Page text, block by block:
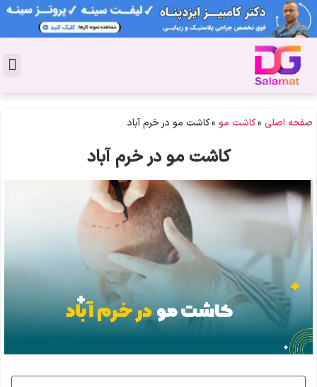
صفحه اصلی »کاشت مو »کاشت مو در خرم آباد
کاشت مو در خرم آباد